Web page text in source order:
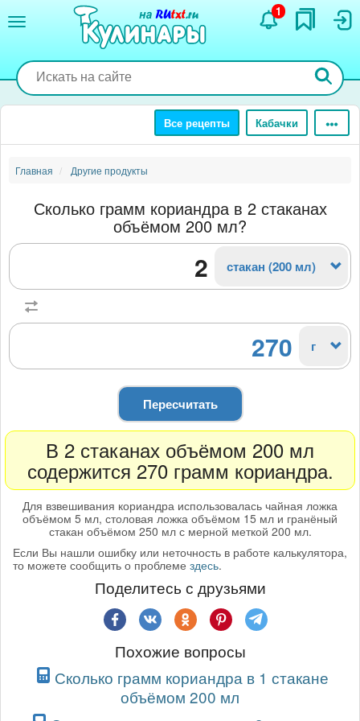
содержанию
1
Все рецепты Кабачки
Главная Другие продукты
Сколько грамм кориандра в 2 стаканах
объёмом 200 мл?
стакан (200 мл)
270 г
Пересчитать
В 2 стаканах объёмом 200 мл
содержится 270 грамм кориандра.
Для взвешивания кориандра использовалась чайная ложка
объёмом 5 мл, столовая ложка объёмом 15 мл и гранёный
стакан объёмом 250 мл с мерной меткой 200 мл.
Если Вы нашли ошибку или неточность в работе калькулятора,
то можете сообщить о проблеме здесь.
Поделитесь с друзьями
Похожие вопросы
Сколько грамм кориандра в 1 стакане
объёмом 200 мл